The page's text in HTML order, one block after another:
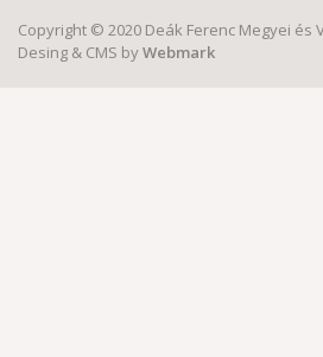
Copyright © 2020 Deák Ferenc Megyei és
Desing & CMS byWebmark